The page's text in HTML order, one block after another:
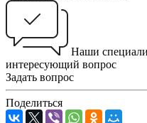
Наши
интересующий вопрос
Задать вопрос
Поделиться